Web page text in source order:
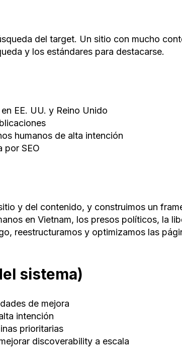
del target. Un sitio con mucho
y los estándares para destacarse.
EE. UU. y Reino Unido
humanos de alta intención
por SEO
y del contenido, y construimos un
en Vietnam, los presos políticos, la
reestructuramos y optimizamos las
sistema)
de mejora
intención
prioritarias
discoverability a escala